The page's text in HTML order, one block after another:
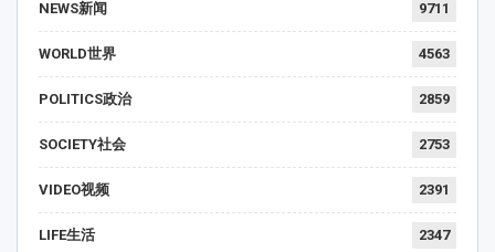
NEWS新闻 9711
WORLD世界 4563
POLITICS政治 2859
SOCIETY社会 2753
VIDEO视频 2391
LIFE生活 2347